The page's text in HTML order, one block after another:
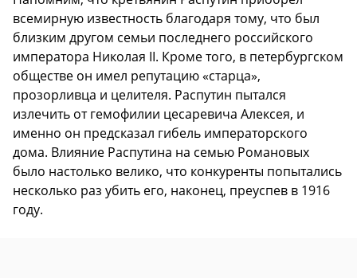
всемирную известность благодаря тому, что был
близким другом семьи последнего российского
императора Николая II. Кроме того, в петербургском
обществе он имел репутацию «старца»,
прозорливца и целителя. Распутин пытался
излечить от гемофилии цесаревича Алексея, и
именно он предсказал гибель императорского
дома. Влияние Распутина на семью Романовых
было настолько велико, что конкуренты попытались
несколько раз убить его, наконец, преуспев в 1916
году.